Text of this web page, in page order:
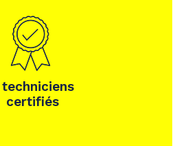
certifiés